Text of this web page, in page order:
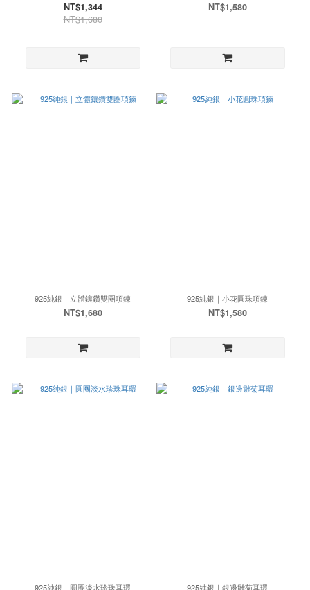
NT$1,344
NT$1,680
NT$1,580
925純銀｜立體鑲鑽雙圈項鍊
NT$1,680
925純銀｜小花圓珠項鍊
NT$1,580
925純銀｜圓圈淡水珍珠耳環 925純銀｜銀邊雛菊耳環